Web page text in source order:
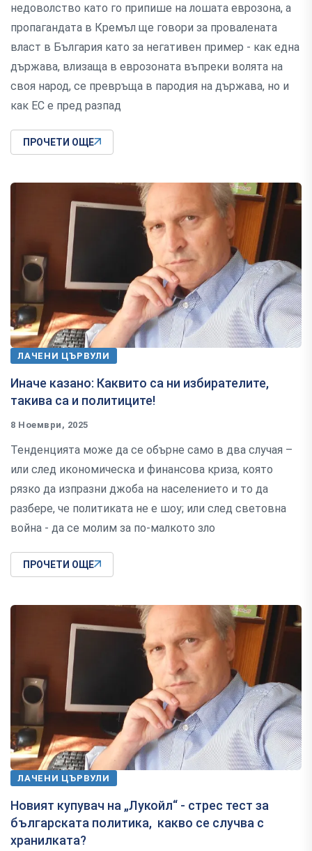
недоволство като го припише на лошата еврозона, а
пропагандата в Кремъл ще говори за провалената
власт в България като за негативен пример - как една
държава, влизаща в еврозоната въпреки волята на
своя народ, се превръща в пародия на държава, но и
как ЕС е пред разпад
ПРОЧЕТИ ОЩЕ
ЛАЧЕНИ ЦЪРВУЛИ
Иначе казано: Каквито са ни избирателите,
такива са и политиците!
8 Ноември, 2025
Тенденцията може да се обърне само в два случая –
или след икономическа и финансова криза, която
рязко да изпразни джоба на населението и то да
разбере, че политиката не е шоу; или след световна
война - да се молим за по-малкото зло
ПРОЧЕТИ ОЩЕ
ЛАЧЕНИ ЦЪРВУЛИ
Новият купувач на „Лукойл“ - стрес тест за
българската политика, какво се случва с
хранилката?